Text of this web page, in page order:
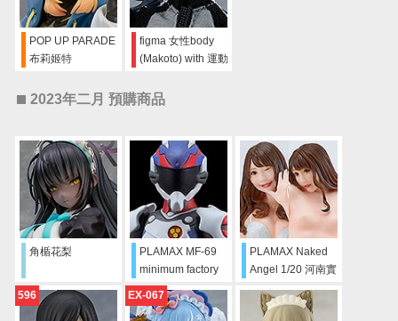
POP UP PARADE
布莉姬特
figma 女性body
(Makoto) with 運動
裝
2023年二月 預購商品
角楯花梨
PLAMAX MF-69
minimum factory
早乙女有人 with
VF-25F用轉印貼紙
PLAMAX Naked
Angel 1/20 河南實
596 EX-067